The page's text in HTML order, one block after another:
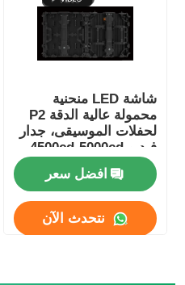
فيديوهات
معلومات عنا
جولة في المصنع
ضبط الجودة
شاشة LED منحنية
محمولة عالية الدقة P2
لحفلات الموسيقى، جدار
فيديو 4500cd-5000cd
افضل سعر
نتحدث الآن